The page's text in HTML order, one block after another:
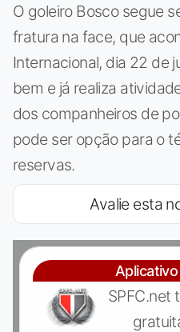
O goleiro Bosco segue
fratura na face, que
Internacional, dia 22 de
bem e já realiza
dos companheiros de
pode ser opção para o
reservas.
Avalie esta
SPFC.net